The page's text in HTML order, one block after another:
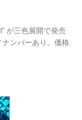
が三色展開で発売
ンバーあり。価格: